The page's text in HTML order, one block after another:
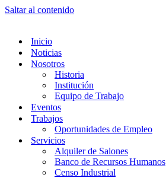
Saltar al contenido
Inicio
Noticias
Nosotros
Historia
Institución
Equipo de Trabajo
Eventos
Trabajos
Oportunidades de Empleo
Servicios
Alquiler de Salones
Banco de Recursos Humanos
Censo Industrial